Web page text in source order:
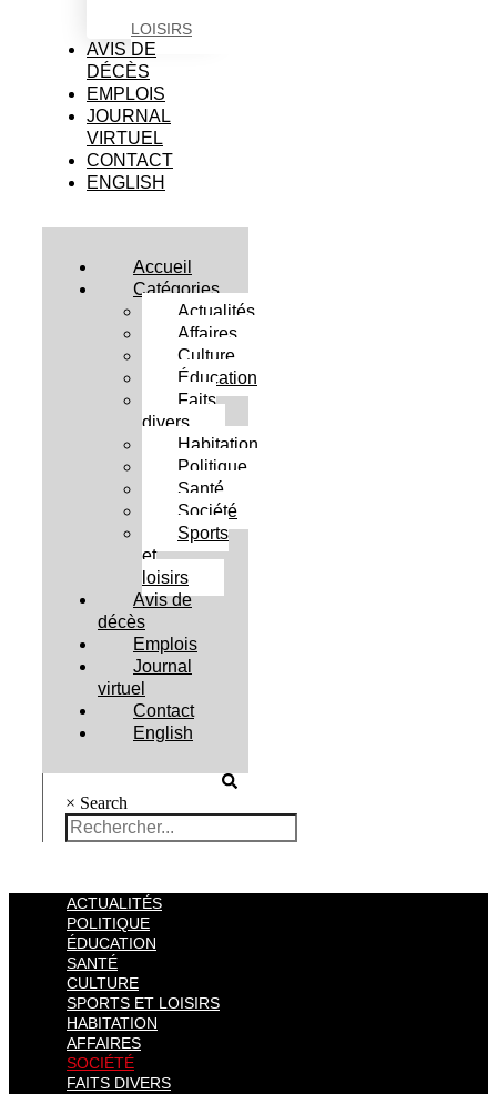
LOISIRS
AVIS DE
DÉCÈS
EMPLOIS
JOURNAL
VIRTUEL
CONTACT
ENGLISH
Accueil
Catégories
Actualités
Affaires
Culture
Éducation
Faits
divers
Habitation
Politique
Santé
Société
Sports
et
loisirs
Avis de
décès
Emplois
Journal
virtuel
Contact
English
× Search
ACTUALITÉS
POLITIQUE
ÉDUCATION
SANTÉ
CULTURE
SPORTS ET LOISIRS
HABITATION
AFFAIRES
SOCIÉTÉ
FAITS DIVERS